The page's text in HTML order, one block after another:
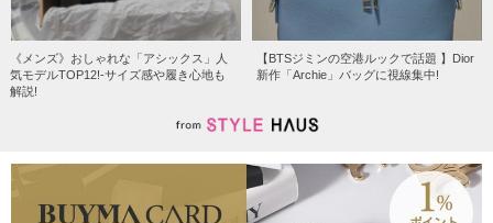
《メンズ》おしゃれな「アシックス」人
気モデルTOP12!-サイズ感や履き心地も
解説!
【BTSジミンの空港ルックで話題 】Dior
新作「Archie」バッグに視線集中!